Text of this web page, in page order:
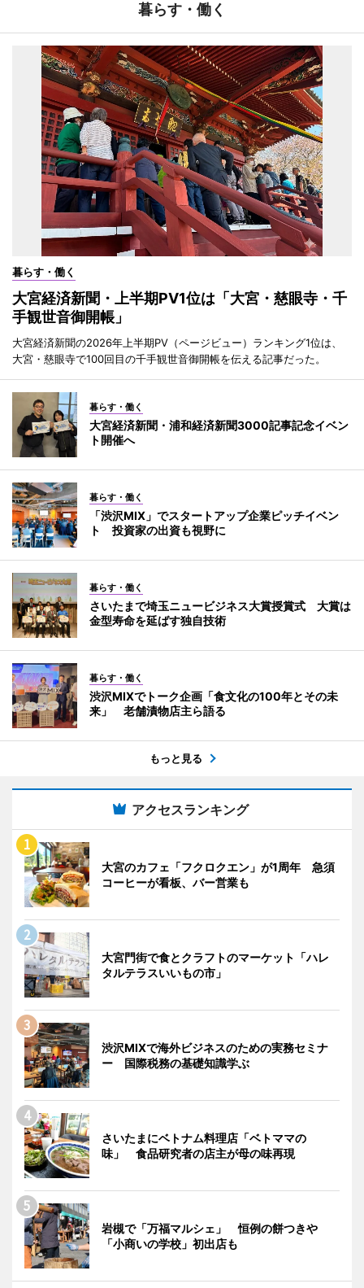
暮らす・働く
暮らす・働く
大宮経済新聞・上半期PV1位は「大宮・慈眼寺・千
手観世音御開帳」
大宮経済新聞の2026年上半期PV（ページビュー）ランキング1位は、
大宮・慈眼寺で100回目の千手観世音御開帳を伝える記事だった。
暮らす・働く
大宮経済新聞・浦和経済新聞3000記事記念イベン
ト開催へ
暮らす・働く
「渋沢MIX」でスタートアップ企業ピッチイベン
ト 投資家の出資も視野に
暮らす・働く
さいたまで埼玉ニュービジネス大賞授賞式 大賞は
金型寿命を延ばす独自技術
暮らす・働く
渋沢MIXでトーク企画「食文化の100年とその未
来」 老舗漬物店主ら語る
もっと見る
アクセスランキング
大宮のカフェ「フクロクエン」が1周年 急須
コーヒーが看板、バー営業も
大宮門街で食とクラフトのマーケット「ハレ
タルテラスいいもの市」
渋沢MIXで海外ビジネスのための実務セミナ
ー 国際税務の基礎知識学ぶ
さいたまにベトナム料理店「ベトママの
味」 食品研究者の店主が母の味再現
岩槻で「万福マルシェ」 恒例の餅つきや
「小商いの学校」初出店も